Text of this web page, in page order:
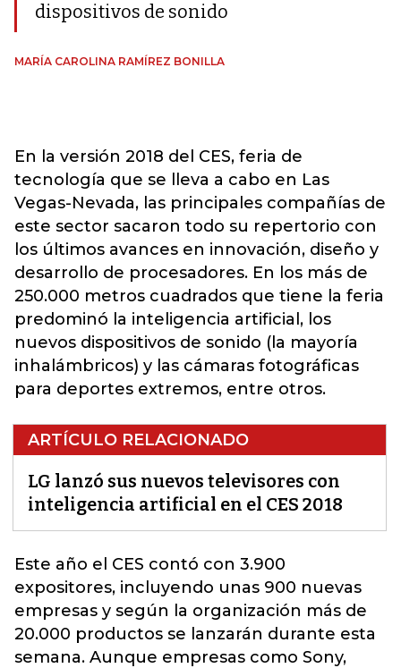
dispositivos de sonido
MARÍA CAROLINA RAMÍREZ BONILLA
En la versión 2018 del CES, feria de
tecnología que se lleva a cabo en Las
Vegas-Nevada, las principales compañías de
este sector sacaron todo su repertorio con
los últimos avances en innovación, diseño y
desarrollo de procesadores. En los más de
250.000 metros cuadrados que tiene la feria
predominó la inteligencia artificial, los
nuevos dispositivos de sonido (la mayoría
inhalámbricos) y las cámaras fotográficas
para deportes extremos, entre otros.
ARTÍCULO RELACIONADO
LG lanzó sus nuevos televisores con
inteligencia artificial en el CES 2018
Este año el CES contó con 3.900
expositores, incluyendo unas 900 nuevas
empresas y según la organización más de
20.000 productos se lanzarán durante esta
semana. Aunque empresas como Sony,